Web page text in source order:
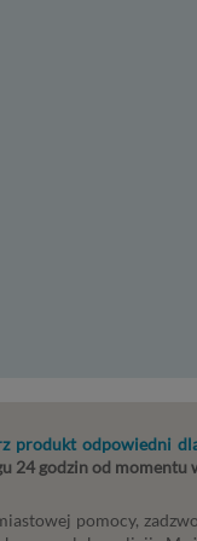
produkt odpowiedni
24 godzin od momentu
pomocy,